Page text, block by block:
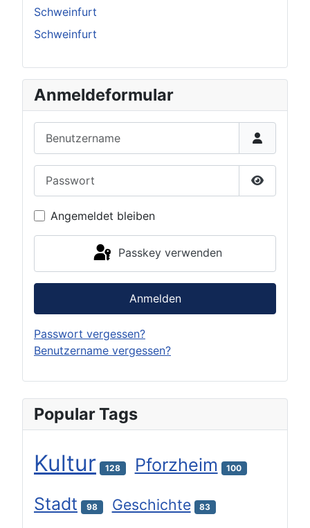
Schweinfurt
Schweinfurt
Anmeldeformular
Passwort
Angemeldet bleiben
Passkey verwenden
Anmelden
Passwort vergessen?
Benutzername vergessen?
Popular Tags
Kultur 128 Pforzheim 100
Stadt 98 Geschichte 83